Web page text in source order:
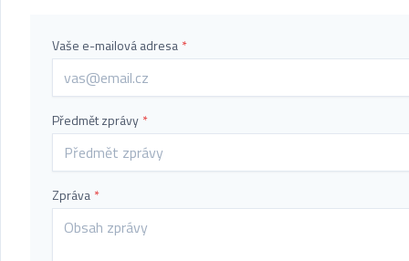
Vaše e-mailová adresa *
Předmět zprávy *
Zpráva *